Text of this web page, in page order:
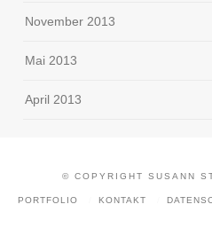
November 2013
Mai 2013
April 2013
© COPYRIGHT SUSANN
PORTFOLIO KONTAKT